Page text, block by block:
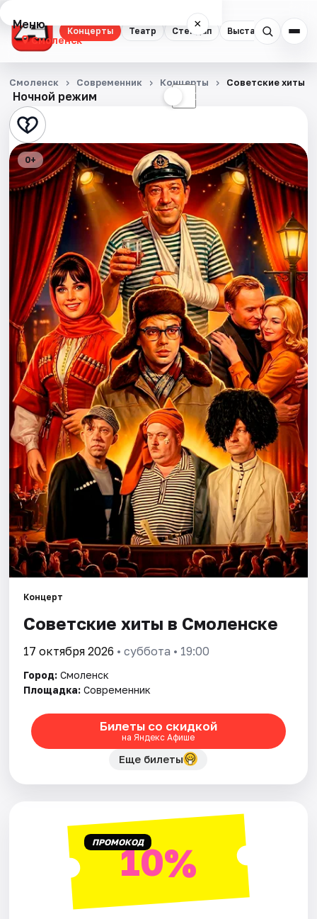
Концерты Театр Стендап Выставки
Меню ×
Смоленск
Концерты
Театр
Стендап
Выставки
Экскурсии
Спорт
События
Города
Площадки
Артисты
Рейтинги
Ночной режим ☾
Смоленск Современник Концерты Советские хиты
0+
Концерт
Советские хиты в Смоленске
17 октября 2026 • суббота • 19:00
Город: Смоленск
Площадка: Современник
Билеты со скидкой
на Яндекс Афише
Еще билеты
ПРОМОКОД10%